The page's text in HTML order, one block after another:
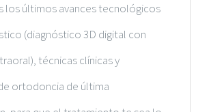
losúltimos avances tecnológicos
(diagnóstico 3D digital con
técnicas clínicas y
ortodoncia de última